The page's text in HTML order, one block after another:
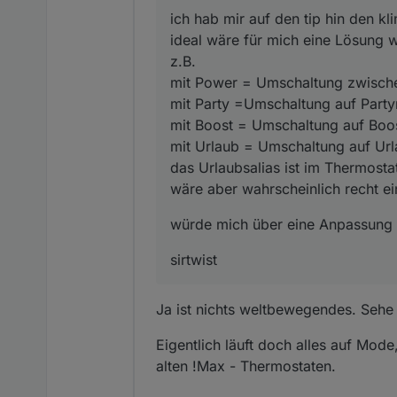
die Actual
ändern, was auch
was bei mir noch
ich kann die
noch kann ich den
auf dem display
ich würde mich
Screenshot vom
Ich könnte mir
dann losgelöst vom
das Urlaubsalias ist im
wäre aber wahrscheinlich
ich hab mir auf den tip hin den
ideal wäre für mich eine Lösung
z.B.
mit Power = Umschaltung
mit Party =Umschaltung auf
mit Boost = Umschaltung auf
mit Urlaub = Umschaltung auf
das Urlaubsalias ist im
wäre aber wahrscheinlich recht
würde mich über eine Anpassung
sirtwist
Ja ist nichts weltbewegendes.
Eigentlich läuft doch alles auf
alten !Max - Thermostaten.